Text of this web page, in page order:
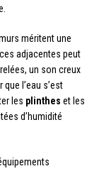
méritent une
adjacentes peut
un son creux
l’eau s’est
les plinthes et les
d’humidité